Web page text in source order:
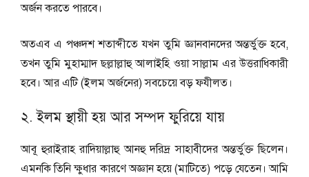
অর্জন করতে পারবে।
অতএব এ পঞ্চদশ শতাব্দীতে যখন তুমি জ্ঞানবানদের অন্তর্ভুক্ত হবে,
তখন তুমি মুহাম্মাদ ছল্লাল্লাহু আলাইহি ওয়া সাল্লাম এর উত্তরাধিকারী
হবে। আর এটি (ইলম অর্জনের) সবচেয়ে বড় ফযীলত।
২. ইলম স্থায়ী হয় আর সম্পদ ফুরিয়ে যায়
আবূ হুরাইরাহ রাদিয়াল্লাহু আনহু দরিদ্র সাহাবীদের অন্তর্ভুক্ত ছিলেন।
এমনকি তিনি ক্ষুধার কারণে অজ্ঞান হয়ে (মাটিতে) পড়ে যেতেন। আমি